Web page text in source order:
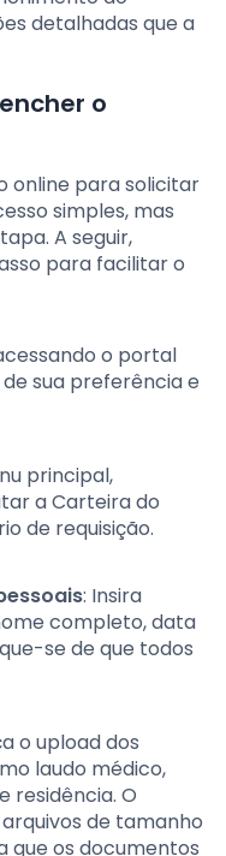
detalhadas que a
o
online para solicitar
simples, mas
A seguir,
para facilitar o
o portal
sua preferência e
principal,
a Carteira do
de requisição.
: Insira
completo, data
se de que todos
o upload dos
laudo médico,
residência. O
de tamanho
os documentos